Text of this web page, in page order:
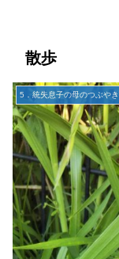
散歩
5．統失息子の母のつぶやき